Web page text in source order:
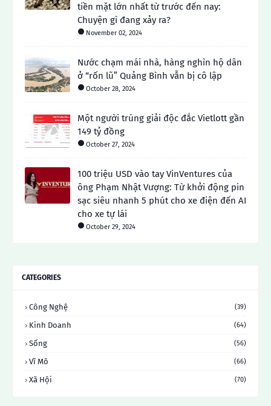
tiền mặt lớn nhất từ ​​trước đến nay:
Chuyện gì đang xảy ra?
November 02, 2024
Nước chạm mái nhà, hàng nghìn hộ dân
ở “rốn lũ” Quảng Bình vẫn bị cô lập
October 28, 2024
Một người trúng giải độc đắc Vietlott gần
149 tỷ đồng
October 27, 2024
100 triệu USD vào tay VinVentures của
ông Phạm Nhật Vượng: Từ khởi động pin
sạc siêu nhanh 5 phút cho xe điện đến AI
cho xe tự lái
October 29, 2024
CATEGORIES
Công Nghệ (39)
Kinh Doanh (64)
Sống (56)
Vĩ Mô (66)
Xã Hội (70)